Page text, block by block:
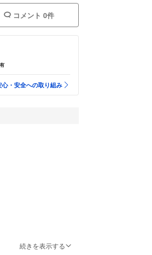
コメント 0件
心・安全への取り組み
続きを表示する